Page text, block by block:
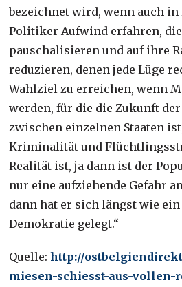
bezeichnet wird, wenn auch in
Politiker Aufwind erfahren,
pauschalisieren und auf ihre
reduzieren, denen jede Lüge
Wahlziel zu erreichen, wenn
werden, für die die Zukunft
zwischen einzelnen Staaten
Kriminalität und
Realität ist, ja dann ist der
nur eine aufziehende Gefahr
dann hat er sich längst wie ein
Demokratie gelegt.“
Quelle:http://
miesen-schiesst-aus-vollen-